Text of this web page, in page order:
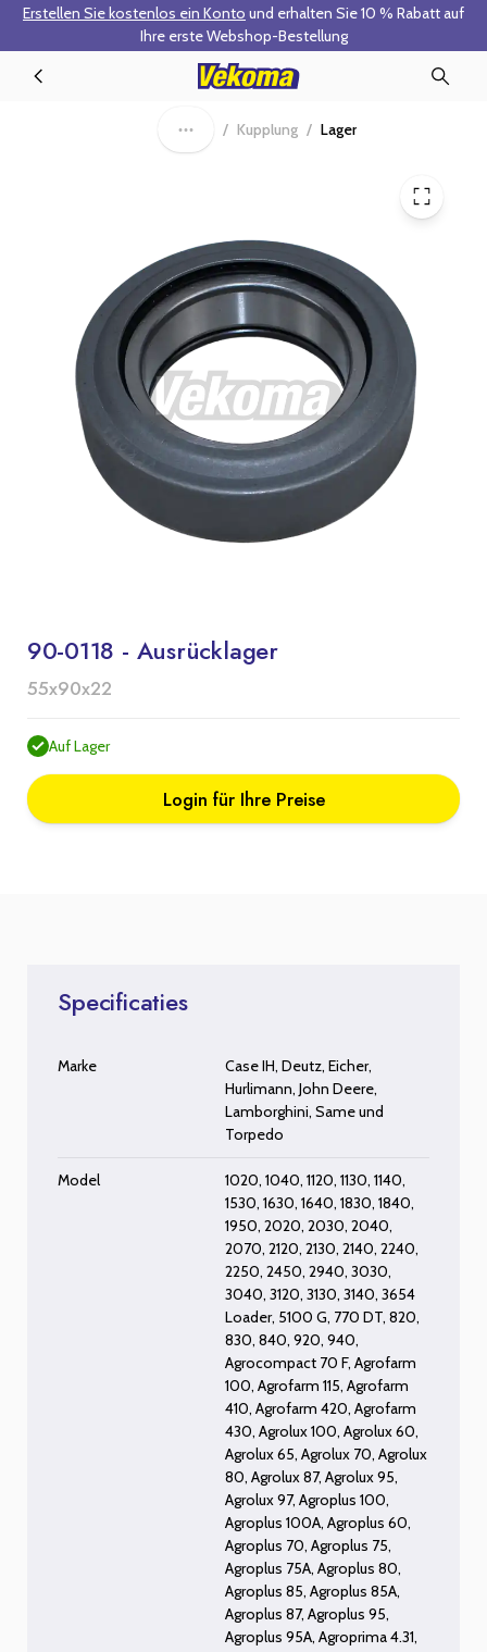
Zum Hauptinhalt springen
Erstellen Sie kostenlos ein Konto und erhalten Sie 10 % Rabatt auf
Ihre erste Webshop-Bestellung
90-0118 - Ausrücklager
/ Kupplung / Lager
90-0118 - Ausrücklager
55x90x22
Auf Lager
Login für Ihre Preise
Specificaties
Marke Case IH,Deutz,Eicher,
Hurlimann,John Deere,
Lamborghini,Sameund
Torpedo
Model 1020,1040,1120,1130,1140,
1530,1630,1640,1830,1840,
1950,2020,2030,2040,
2070,2120,2130,2140,2240,
2250,2450,2940,3030,
3040,3120,3130,3140,3654
Loader, 5100 G, 770 DT,820,
830,840,920,940,
Agrocompact 70 F,Agrofarm
100,Agrofarm 115,Agrofarm
410,Agrofarm 420,Agrofarm
430,Agrolux 100,Agrolux 60,
Agrolux 65,Agrolux 70,Agrolux
80,Agrolux 87,Agrolux 95,
Agrolux 97,Agroplus 100,
Agroplus 100A,Agroplus 60,
Agroplus 70,Agroplus 75,
Agroplus 75A,Agroplus 80,
Agroplus 85,Agroplus 85A,
Agroplus 87,Agroplus 95,
Agroplus 95A,Agroprima 4.31,